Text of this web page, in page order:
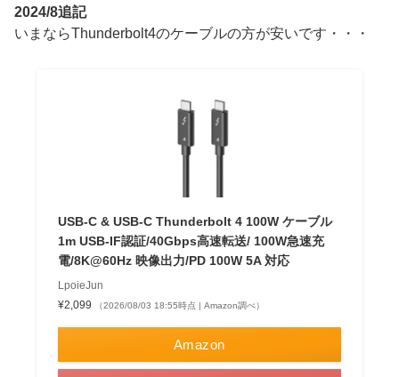
2024/8追記
いまならThunderbolt4のケーブルの方が安いです・・・
USB-C & USB-C Thunderbolt 4 100W ケーブル
1m USB-IF認証/40Gbps高速転送/ 100W急速充
電/8K@60Hz 映像出力/PD 100W 5A 対応
LpoieJun
¥2,099
（2026/08/03 18:55時点 | Amazon調べ）
Amazon